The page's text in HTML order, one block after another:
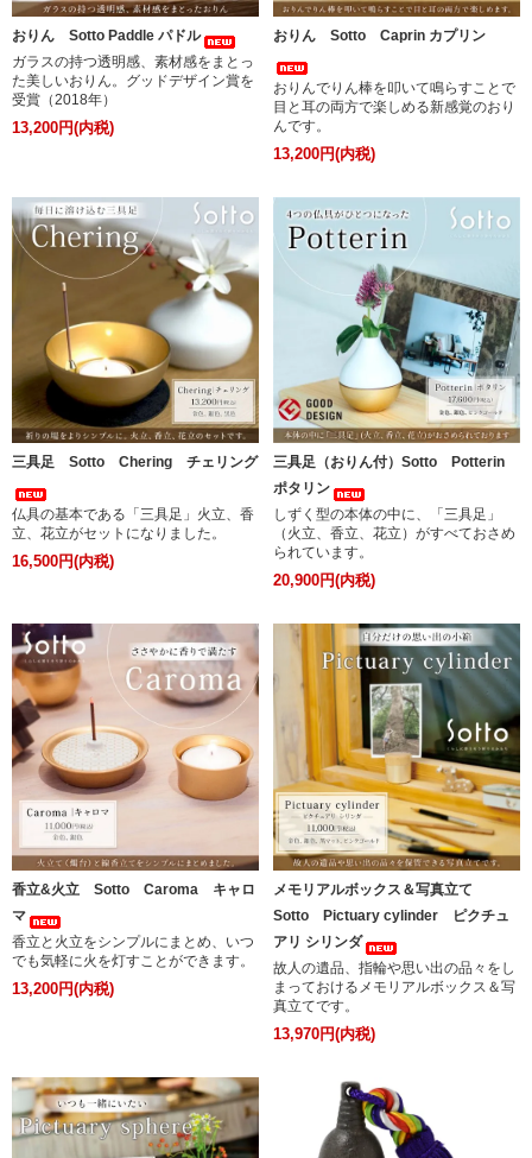
おりん Sotto Paddle パドル
ガラスの持つ透明感、素材感をまとっ
た美しいおりん。グッドデザイン賞を
受賞（2018年）
13,200円(内税)
おりん Sotto Caprin カプリン
おりんでりん棒を叩いて鳴らすことで
目と耳の両方で楽しめる新感覚のおり
んです。
13,200円(内税)
三具足 Sotto Chering チェリング
仏具の基本である「三具足」火立、香
立、花立がセットになりました。
16,500円(内税)
三具足（おりん付）Sotto Potterin
ポタリン
しずく型の本体の中に、「三具足」
（火立、香立、花立）がすべておさめ
られています。
20,900円(内税)
香立&火立 Sotto Caroma キャロ
マ
香立と火立をシンプルにまとめ、いつ
でも気軽に火を灯すことができます。
13,200円(内税)
メモリアルボックス＆写真立て
Sotto Pictuary cylinder ピクチュ
アリ シリンダ
故人の遺品、指輪や思い出の品々をし
まっておけるメモリアルボックス＆写
真立てです。
13,970円(内税)